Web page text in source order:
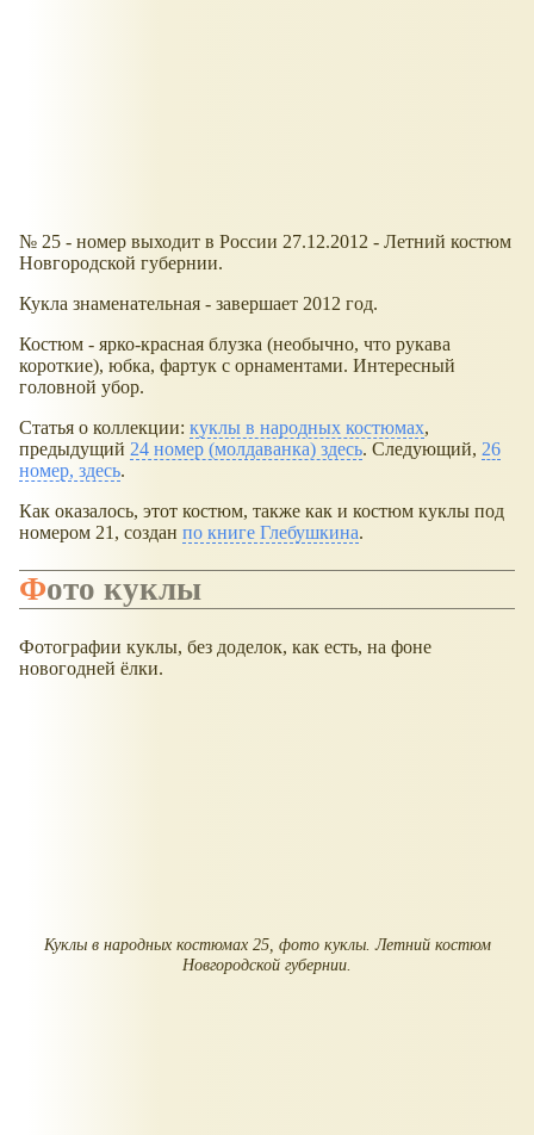
№ 25 - номер выходит в России 27.12.2012 - Летний костюм
Новгородской губернии.
Кукла знаменательная - завершает 2012 год.
Костюм - ярко-красная блузка (необычно, что рукава
короткие), юбка, фартук с орнаментами. Интересный
головной убор.
Статья о коллекции: куклы в народных костюмах,
предыдущий 24 номер (молдаванка) здесь. Следующий, 26
номер, здесь.
Как оказалось, этот костюм, также как и костюм куклы под
номером 21, создан по книге Глебушкина.
Фото куклы
Фотографии куклы, без доделок, как есть, на фоне
новогодней ёлки.
Куклы в народных костюмах 25, фото куклы. Летний костюм
Новгородской губернии.